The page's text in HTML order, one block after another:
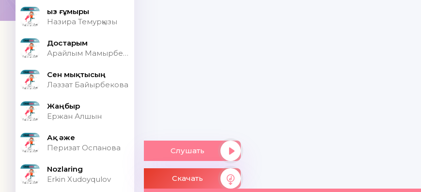
Қыз ғұмыры
Назира Темурқызы
Достарым
Арайлым Мамырбекқызы
Сен мықтысың
Ләззат Байырбекова
Жаңбыр
Ержан Алшын
Ақ әже
Перизат Оспанова
Nozlaring
Erkin Xudoyqulov
Слушать
Скачать